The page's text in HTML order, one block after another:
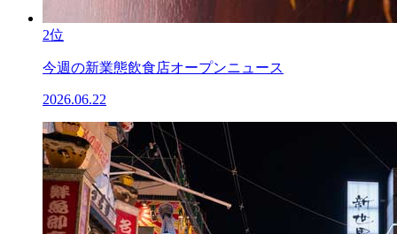
2位
今週の新業態飲食店オープンニュース
2026.06.22